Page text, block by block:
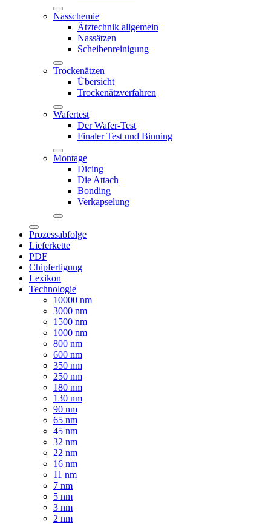
Nasschemie
Ätztechnik allgemein
Nassätzen
Scheibenreinigung
Trockenätzen
Übersicht
Trockenätzverfahren
Wafertest
Der Wafer-Test
Finaler Test und Binning
Montage
Dicing
Die Attach
Bonding
Verkapselung
Prozessabfolge
Lieferkette
PDF
Chipfertigung
Lexikon
Technologie
10000 nm
3000 nm
1500 nm
1000 nm
800 nm
600 nm
350 nm
250 nm
180 nm
130 nm
90 nm
65 nm
45 nm
32 nm
22 nm
16 nm
11 nm
7 nm
5 nm
3 nm
2 nm